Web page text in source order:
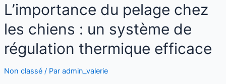
L’importance du pelage chez
les chiens : un système de
régulation thermique efficace
Non classé/ Par admin_valerie